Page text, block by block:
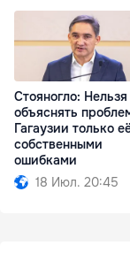
Стояногло: Нельзя
объяснять
Гагаузии только
собственными
ошибками
18 Июл. 20:45